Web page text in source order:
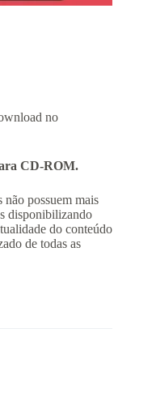
no
CD-ROM.
possuem mais
disponibilizando
do conteúdo
de todas as